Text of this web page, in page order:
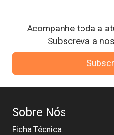
Acompanhe toda a
Subscreva a
Sobre Nós
Ficha Técnica